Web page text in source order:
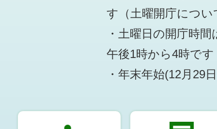
す （土曜開庁につ
・土曜日の開庁時
午後1時から4時です
・年末年始(12月29